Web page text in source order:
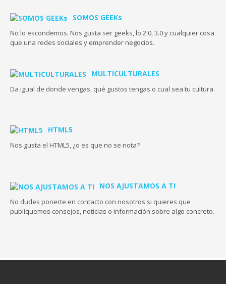
SOMOS GEEKs
No lo escondemos. Nos gusta ser geeks, lo 2.0, 3.0 y cualquier cosa
que una redes sociales y emprender negocios.
MULTICULTURALES
Da igual de donde vengas, qué gustos tengas o cual sea tu cultura.
HTML5
Nos gusta el HTML5, ¿o es que no se nota?
NOS AJUSTAMOS A TI
No dudes ponerte en contacto con nosotros si quieres que
publiquemos consejos, noticias o información sobre algo concreto.